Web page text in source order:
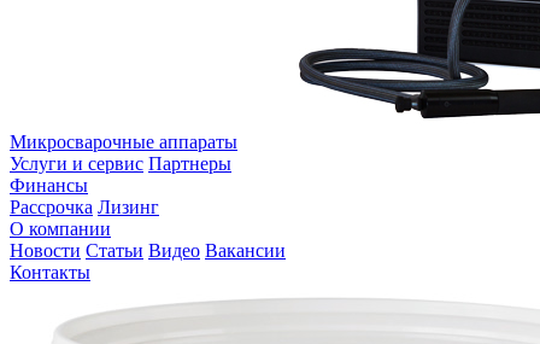
Микросварочные аппараты
Услуги и сервис Партнеры
Финансы
Рассрочка Лизинг
О компании
Новости Статьи Видео Вакансии
Контакты